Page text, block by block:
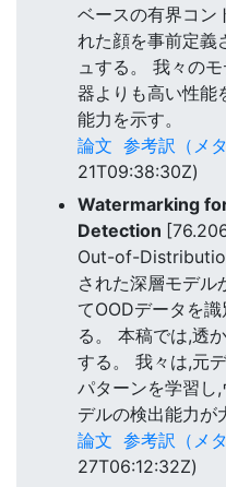
ベースの有界コン
れた顔を事前定義
ュする。 我々の
器よりも高い性能
能力を示す。
論文 参考訳（メ
21T09:38:30Z)
Watermarking
Detection
Out-of-
された深層モデル
てOODデータを
る。 本稿では,透
する。 我々は,元
パターンを学習し
デルの検出能力が
論文 参考訳（メ
27T06:12:32Z)